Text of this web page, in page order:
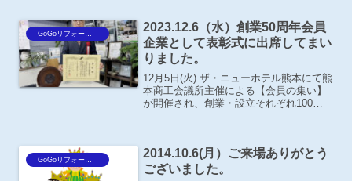
ジュールは 高野木工～...
GoGoリフォーム王Blog
2023.12.6（水）創業50周年会員
企業として表彰式に出席してまい
りました。
12月5日(火) ザ・ニューホテル熊本にて熊
本商工会議所主催による【会員の集い】
が開催され、創業・設立それぞれ100周
商工会議...
GoGoリフォーム王Blog
2014.10.6(月）ご来場ありがとう
ございました。